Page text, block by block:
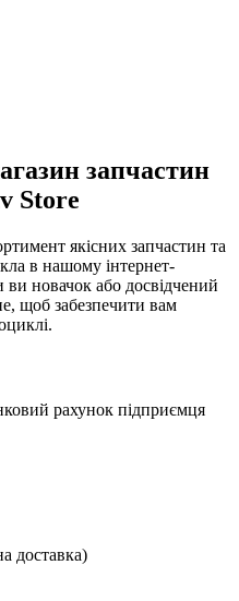
запчастин
Store
якісних запчастин та
в нашому інтернет-
ви новачок або досвідчений
щоб забезпечити вам
рахунок підприємця
доставка)